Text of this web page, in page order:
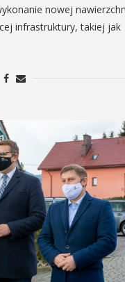
nowej
infrastruktury, takiej jak